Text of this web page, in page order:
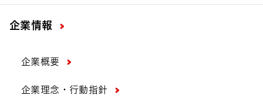
企業情報
企業概要
企業理念・行動指針